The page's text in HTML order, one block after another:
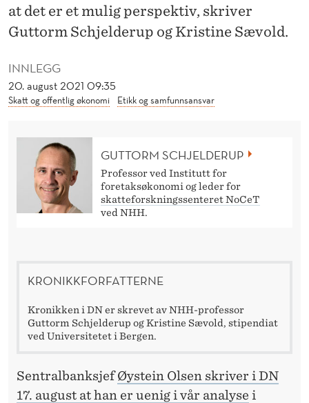
S
N
T
INNLEGG
20. august 2021 09:35
Skatt og offentlig økonomi Etikk og samfunnsansvar
at det er et mulig perspektiv, skriver
Guttorm Schjelderup og Kristine Sævold.
GUTTORM SCHJELDERUP
Professor ved Institutt for
foretaksøkonomi og leder for
skatteforskningssenteret NoCeT
ved NHH.
KRONIKKFORFATTERNE
Kronikken i DN er skrevet av NHH-professor
Guttorm Schjelderup og Kristine Sævold, stipendiat
ved Universitetet i Bergen.
SentralbanksjefØystein Olsen skriver i DN
17. august at han er uenig i vår analyse i